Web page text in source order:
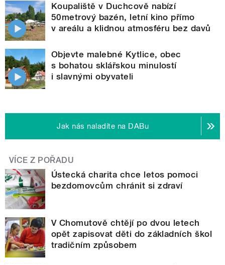
Koupaliště v Duchcově nabízí
50metrový bazén, letní kino přímo
v areálu a klidnou atmosféru bez davů
Objevte malebné Kytlice, obec
s bohatou sklářskou minulostí
i slavnými obyvateli
Jak nás naladíte na DABu
VÍCE Z POŘADU
Ústecká charita chce letos pomoci
bezdomovcům chránit si zdraví
V Chomutově chtějí po dvou letech
opět zapisovat děti do základních škol
tradičním způsobem